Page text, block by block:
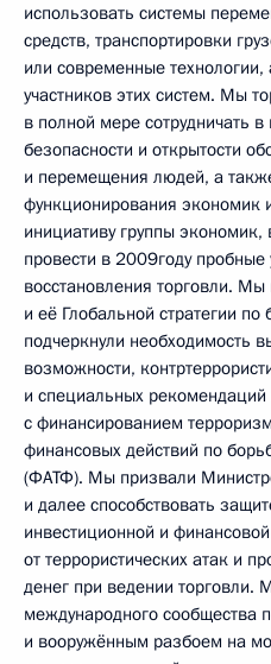
использовать системы
средств, транспортировки
или современные
участников этих систем. Мы
в полной мере сотрудничать
безопасности и открытости
и перемещения людей, а
функционирования экономик
инициативу группы
провести в 2009году
восстановления торговли.
и её Глобальной стратегии
подчеркнули необходимость
возможности,
и специальных
с финансированием
финансовых действий по
(ФАТФ). Мы призвали
и далее способствовать
инвестиционной и
от террористических атак и
денег при ведении торговли.
международного сообщества
и вооружённым разбоем на